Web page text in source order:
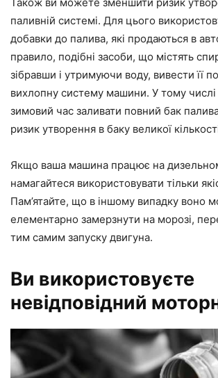
паливній системі. Для цього
добавки до палива, які продаються в
правило, подібні засоби, що містять
зібравши і утримуючи воду, вивести її
вихлопну систему машини. У тому
зимовий час заливати повний бак
ризик утворення в баку великої
Якщо ваша машина працює на
намагайтеся використовувати тільки
Пам’ятайте, що в іншому випадку воно
елементарно замерзнути на морозі,
тим самим запуску двигуна.
Ви використовуєте
невідповідний